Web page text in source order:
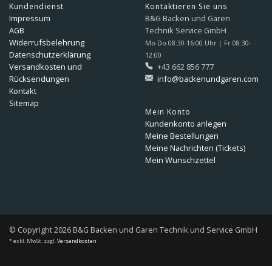
Kundendienst
Impressum
AGB
Widerrufsbelehrung
Datenschutzerklärung
Versandkosten und
Rücksendungen
Kontakt
Sitemap
Kontaktieren Sie uns
B&G Backen und Garen
Technik Service GmbH
Mo-Do 08:30-16:00 Uhr | Fr 08:30-
12:00
+43 662 856 777
info@backenundgaren.com
Mein Konto
Kundenkonto anlegen
Meine Bestellungen
Meine Nachrichten (Tickets)
Mein Wunschzettel
© Copyright 2026 B&G Backen und Garen Technik und Service GmbH
* exkl. MwSt. zzgl.Versandkosten